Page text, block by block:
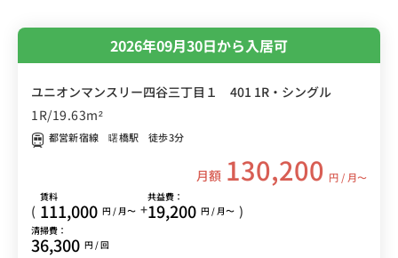
2026年09月30日から入居可
ユニオンマンスリー四谷三丁目１ 401 1R・シングル
1R/19.63m²
都営新宿線 曙橋駅 徒歩3分
月額 130,200 円 / 月〜
(
賃料
111,000 円 / 月〜 +
共益費：
19,200 円 / 月〜 )
清掃費：
36,300 円 / 回